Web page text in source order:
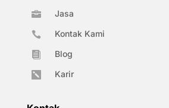
 Jasa
 Kontak Kami
 Blog
 Karir